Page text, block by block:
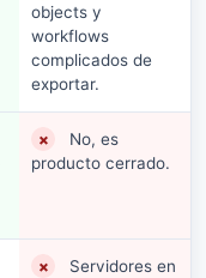
objects y
workflows
complicados de
exportar.
×
No, es
producto cerrado.
×
Servidores en